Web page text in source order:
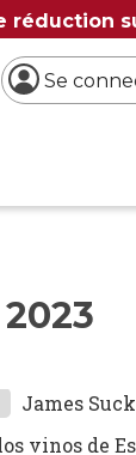
réduction
Se
James
vinos de